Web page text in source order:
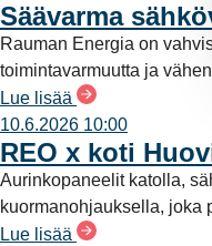
Säävarma
Rauman Energia on
toimintavarmuutta ja
Lue lisää
10.6.2026 10:00
REO x koti
Aurinkopaneelit katolla,
kuormanohjauksella, joka
Lue lisää